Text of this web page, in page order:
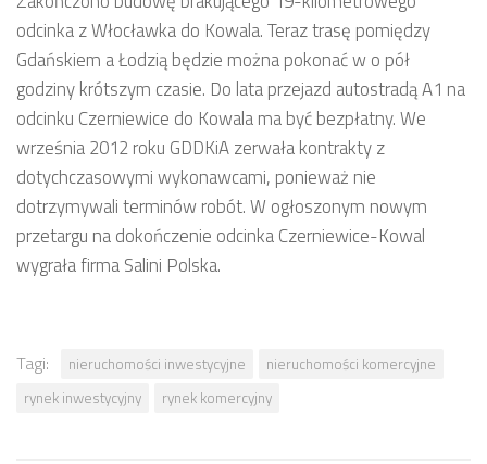
odcinka z Włocławka do Kowala. Teraz trasę pomiędzy
Gdańskiem a Łodzią będzie można pokonać w o pół
godziny krótszym czasie. Do lata przejazd autostradą A1 na
odcinku Czerniewice do Kowala ma być bezpłatny. We
września 2012 roku GDDKiA zerwała kontrakty z
dotychczasowymi wykonawcami, ponieważ nie
dotrzymywali terminów robót. W ogłoszonym nowym
przetargu na dokończenie odcinka Czerniewice-Kowal
wygrała firma Salini Polska.
Tagi: nieruchomości inwestycyjne
nieruchomości komercyjne
rynek inwestycyjny
rynek komercyjny